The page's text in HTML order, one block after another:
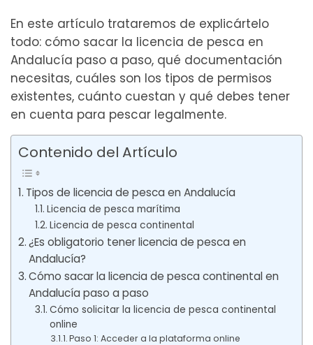
En este artículo trataremos de explicártelo
todo: cómo sacar la licencia de pesca en
Andalucía paso a paso, qué documentación
necesitas, cuáles son los tipos de permisos
existentes, cuánto cuestan y qué debes tener
en cuenta para pescar legalmente.
Contenido del Artículo
Tipos de licencia de pesca en Andalucía
Licencia de pesca marítima
Licencia de pesca continental
¿Es obligatorio tener licencia de pesca en
Andalucía?
Cómo sacar la licencia de pesca continental en
Andalucía paso a paso
Cómo solicitar la licencia de pesca continental
online
Paso 1: Acceder a la plataforma online